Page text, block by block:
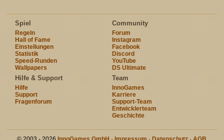
Spiel
Regeln
Hall of Fame
Einstellungen
Statistik
Speed-Runden
Wallpapers
Community
Forum
Instagram
Facebook
Discord
YouTube
DS Ultimate
Hilfe & Support
Hilfe
Support
Fragenforum
Team
InnoGames
Karriere
Support-Team
Entwicklerteam
Geschichte